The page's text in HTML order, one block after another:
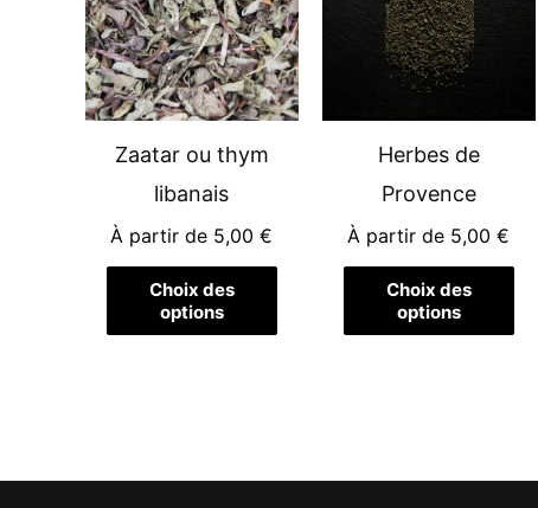
Zaatar ou thym
libanais
À partir de 5,00€
Choix des
options
plusieurs
variations.
Les
options
la
du
Herbes de
Provence
À partir de 5,00€
Choix des
options
la
du